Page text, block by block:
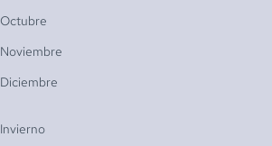
Octubre
Noviembre
Diciembre
Invierno